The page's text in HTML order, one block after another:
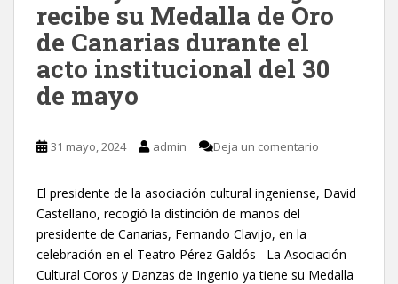
recibe su Medalla de Oro
de Canarias durante el
acto institucional del 30
de mayo
31 mayo, 2024 admin Deja un comentario
El presidente de la asociación cultural ingeniense, David
Castellano, recogió la distinción de manos del
presidente de Canarias, Fernando Clavijo, en la
celebración en el Teatro Pérez Galdós La Asociación
Cultural Coros y Danzas de Ingenio ya tiene su Medalla